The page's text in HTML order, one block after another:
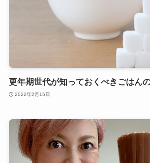
更年期世代が知っておくべきごはん
2022年2月15日